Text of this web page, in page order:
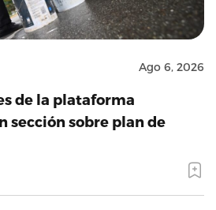
Ago 6, 2026
de la plataforma
sección sobre plan de